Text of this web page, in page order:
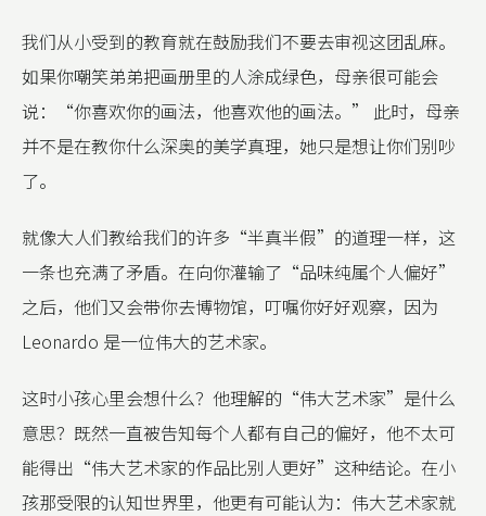
我们从小受到的教育就在鼓励我们不要去审视这团乱麻。
如果你嘲笑弟弟把画册里的人涂成绿色，母亲很可能会
说：“你喜欢你的画法，他喜欢他的画法。” 此时，母亲
并不是在教你什么深奥的美学真理，她只是想让你们别吵
了。
就像大人们教给我们的许多“半真半假”的道理一样，这
一条也充满了矛盾。在向你灌输了“品味纯属个人偏好”
之后，他们又会带你去博物馆，叮嘱你好好观察，因为
Leonardo 是一位伟大的艺术家。
这时小孩心里会想什么？他理解的“伟大艺术家”是什么
意思？既然一直被告知每个人都有自己的偏好，他不太可
能得出“伟大艺术家的作品比别人更好”这种结论。在小
孩那受限的认知世界里，他更有可能认为：伟大艺术家就